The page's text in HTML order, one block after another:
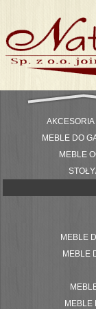
MEBLE DO
MEBLE
MEBLE
MEBLE
MEBLE